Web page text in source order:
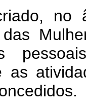
no
das
as